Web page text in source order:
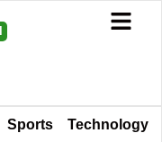
Sports Technology